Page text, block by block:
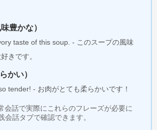
豊かな）
taste of this soup. - このスープの風味
きです。
かい）
tender! - お肉がとても柔らかいです！
会話で実際にこれらのフレーズが必要に
会話タブで確認できます。